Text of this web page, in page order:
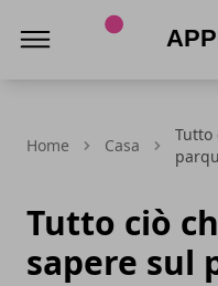
Home Casa
Tutto
Tutto ciò
sapere sul